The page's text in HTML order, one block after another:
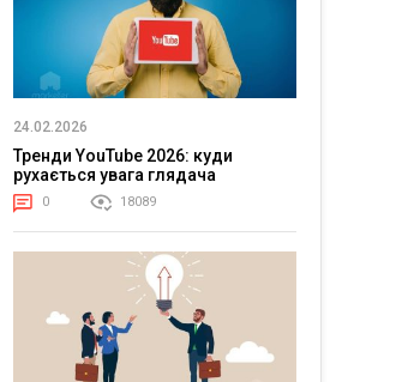
24.02.2026
Тренди YouTube 2026: куди
рухається увага глядача
0 18089